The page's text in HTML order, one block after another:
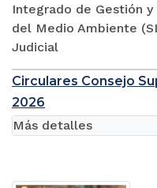
Integrado de Gestión
del Medio Ambiente
Judicial
Circulares Consejo
2026
Más detalles